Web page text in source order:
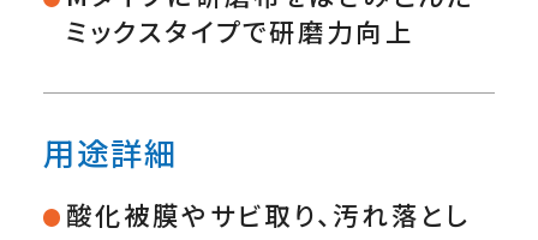
ミックスタイプで研磨力向上
用途詳細
酸化被膜やサビ取り、汚れ落とし